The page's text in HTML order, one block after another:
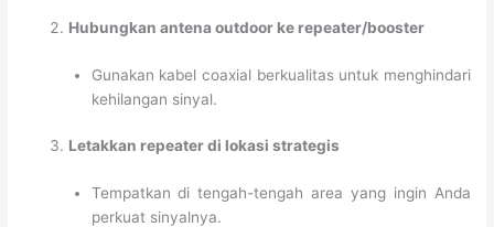
Hubungkan antena outdoor ke repeater/booster
Gunakan kabel coaxial berkualitas untuk menghindari
kehilangan sinyal.
Letakkan repeater di lokasi strategis
Tempatkan di tengah-tengah area yang ingin Anda
perkuat sinyalnya.